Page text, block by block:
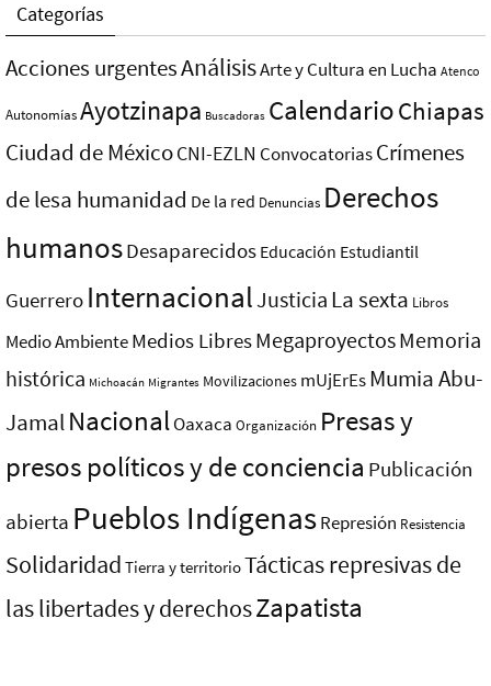
Categorías
Acciones urgentesAnálisisArte y Cultura en Lucha Atenco
AutonomíasAyotzinapa Buscadoras CalendarioChiapas
Ciudad de MéxicoCNI-EZLN ConvocatoriasCrímenes
de lesa humanidad De la red Denuncias Derechos
humanosDesaparecidos Educación Estudiantil
Guerrero InternacionalJusticia La sexta Libros
Medio AmbienteMedios LibresMegaproyectosMemoria
histórica Michoacán Migrantes Movilizaciones mUjErEsMumia Abu-
JamalNacionalOaxaca Organización Presas y
presos polí­ticos y de conciencia Publicación
abierta Pueblos Indí­genasRepresión Resistencia
Solidaridad Tierra y territorioTácticas represivas de
las libertades y derechosZapatista